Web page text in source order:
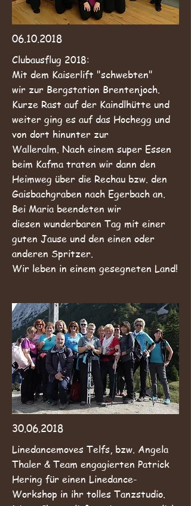
06.10.2018
Clubausflug 2018:
Mit dem Kaiserlift "schwebten"
wir zur Bergstation Brentenjoch.
Kurze Rast auf der Kaindlhütte und
weiter ging es auf das Hochegg und
von dort hinunter zur
Walleralm. Nach einem super Essen
beim Kafma traten wir dann den
Heimweg über die Rechau bzw. den
Gaisbachgraben nach Egerbach an.
Bei Maria beendeten wir
diesen wunderbaren Tag mit einer
guten Jause und den einen oder
anderen Spritzer.
Wir leben in einem gesegneten Land!
30.06.2018
Linedancemoves Telfs, bzw. Angela
Thaler & Team engagierten Patrick
Hering für einen Linedance-
Workshop in ihr tolles Tanzstudio.